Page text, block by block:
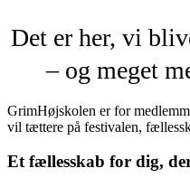
Det er her, vi
– og meget
GrimHøjskolen er for
vil tættere på festivalen,
Et fællesskab for dig,